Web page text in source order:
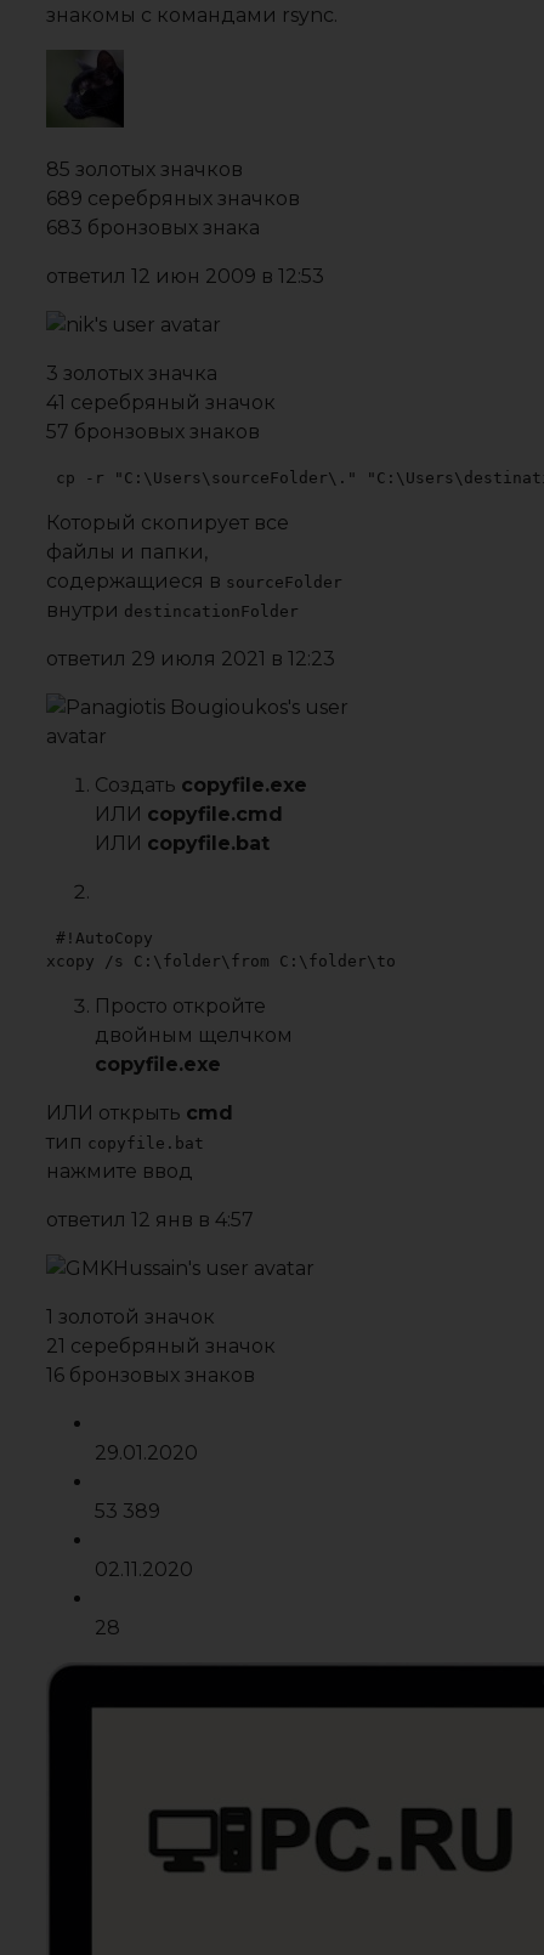
знакомы с командами rsync.
85 золотых значков
689 серебряных значков
683 бронзовых знака
ответил 12 июн 2009 в 12:53
3 золотых значка
41 серебряный значок
57 бронзовых знаков
cp -r "C:\Users\sourceFolder\."
Который скопирует все
файлы и папки,
содержащиеся в sourceFolder
внутри destincationFolder
ответил 29 июля 2021 в 12:23
Создать copyfile.exe
ИЛИ copyfile.cmd
ИЛИ copyfile.bat
#!AutoCopy
xcopy /s C:\folder\from C:\folder\to
Просто откройте
двойным щелчком
copyfile.exe
ИЛИ открыть cmd
тип copyfile.bat
нажмите ввод
ответил 12 янв в 4:57
1 золотой значок
21 серебряный значок
16 бронзовых знаков
29.01.2020
53 389
02.11.2020
28